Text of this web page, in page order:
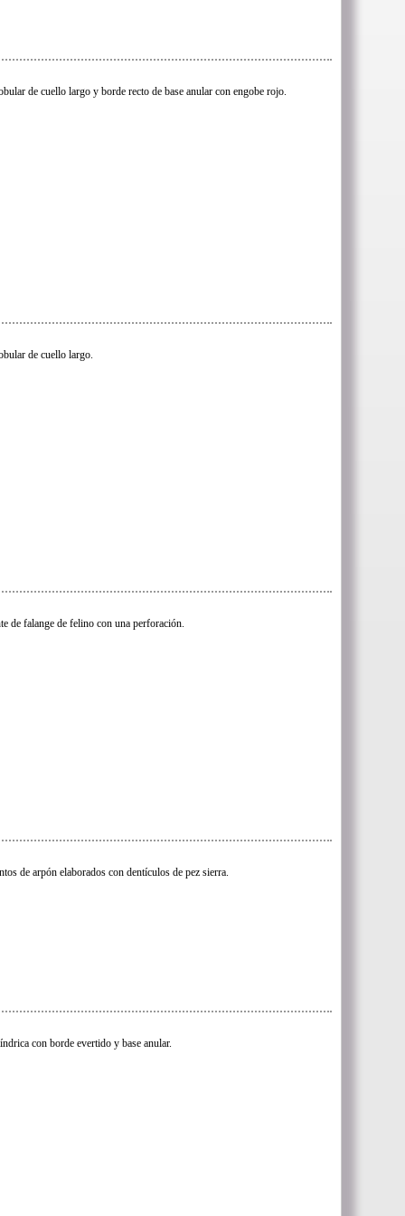
de cuello largo y borde recto de base anular con engobe rojo.
de cuello largo.
de falange de felino con una perforación.
de arpón elaborados con dentículos de pez sierra.
con borde evertido y base anular.